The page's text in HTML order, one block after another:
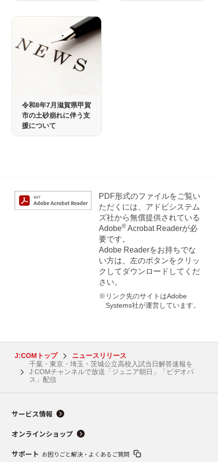
令和8年7月滋賀県甲賀
市の土砂崩れに伴う支
援について
PDF形式のファイルをご覧い
ただくには、アドビシステム
ズ社から無償提供されている
Adobe®Acrobat Readerが必
要です。
Adobe Readerをお持ちでな
い方は、左のボタンをクリッ
クしてダウンロードしてくだ
さい。
※リンク先のサイトはAdobe
Systems社が運営しています。
J:COMトップ
ニュースリリース
千葉・東京・埼玉・茨城公立高校入試当日解答速報を
J:COMチャンネルで放送「ジュニア朝日」「ビデオパ
ス」配信
サービス情報
オンラインショップ
サポート お困りごと解決・よくあるご質問